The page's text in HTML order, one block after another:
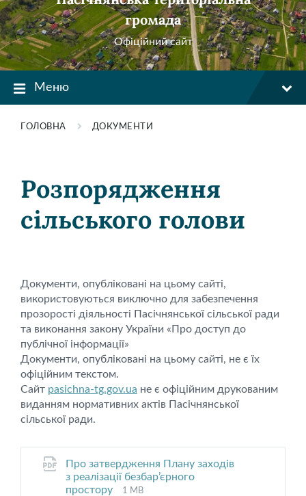
громада
Офіційний сайт
Меню
ГОЛОВНА ДОКУМЕНТИ
Розпорядження
сільського голови
Документи, опубліковані на цьому сайті,
використовуються виключно для забезпечення
прозорості діяльності Пасічнянської сільської ради
та виконання закону України «Про доступ до
публічної інформації»
Документи, опубліковані на цьому сайті, не є їх
офіційним текстом.
Сайт pasichna-tg.gov.ua не є офіційним друкованим
виданням нормативних актів Пасічнянської
сільської ради.
Про затвердження Плану заходів
з реалізації безбар’єрного
простору
File
File
1 MB